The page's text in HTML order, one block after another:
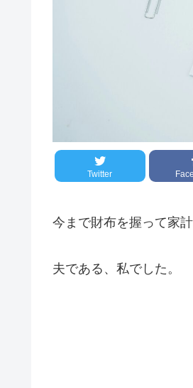
Twitter
今まで財布を握って家
夫である、私でした。